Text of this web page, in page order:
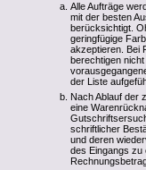
Alle Aufträge
mit der besten
berücksichtigt.
geringfügige
akzeptieren. Bei
berechtigen
der Liste
Nach Ablauf der
eine
schriftlicher
und deren
des Eingangs zu